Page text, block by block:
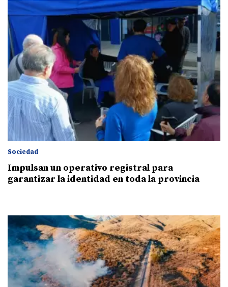
Sociedad
Impulsan un operativo registral para
garantizar la identidad en toda la provincia